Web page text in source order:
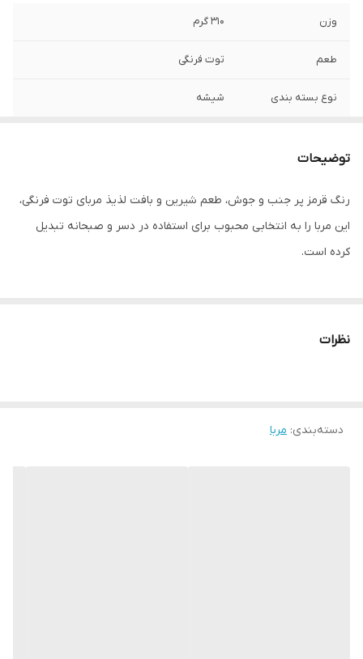
وزن 310 گرم
طعم توت فرنگی
نوع بسته‌ بندی شیشه
توضیحات
رنگ قرمز پر جنب و جوش، طعم شیرین و بافت لذیذ مربای توت فرنگی،
این مربا را به انتخابی محبوب برای استفاده در دسر و صبحانه تبدیل
کرده است.
نظرات
دسته‌بندی: مربا